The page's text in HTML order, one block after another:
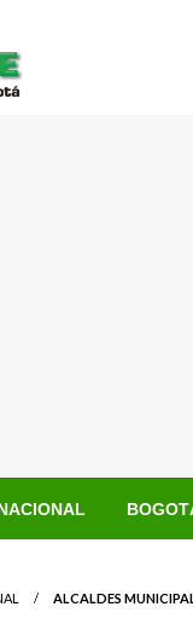
ALCALDES